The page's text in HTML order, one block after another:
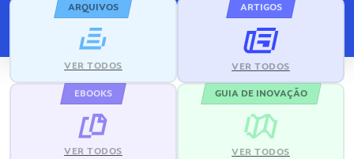
ARQUIVOS
VER TODOS
ARTIGOS
VER TODOS
EBOOKS
VER TODOS
GUIA DE INOVAÇÃO
VER TODOS